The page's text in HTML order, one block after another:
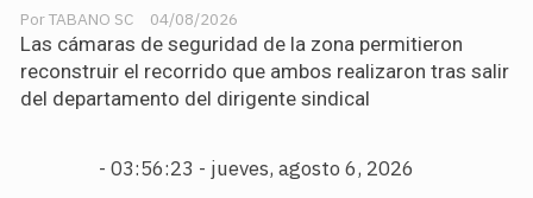
TABANO SC 04/08/2026
Las cámaras de seguridad de la zona permitieron
reconstruir el recorrido que ambos realizaron tras salir
del departamento del dirigente sindical
- 03:56:25 - jueves, agosto 6, 2026